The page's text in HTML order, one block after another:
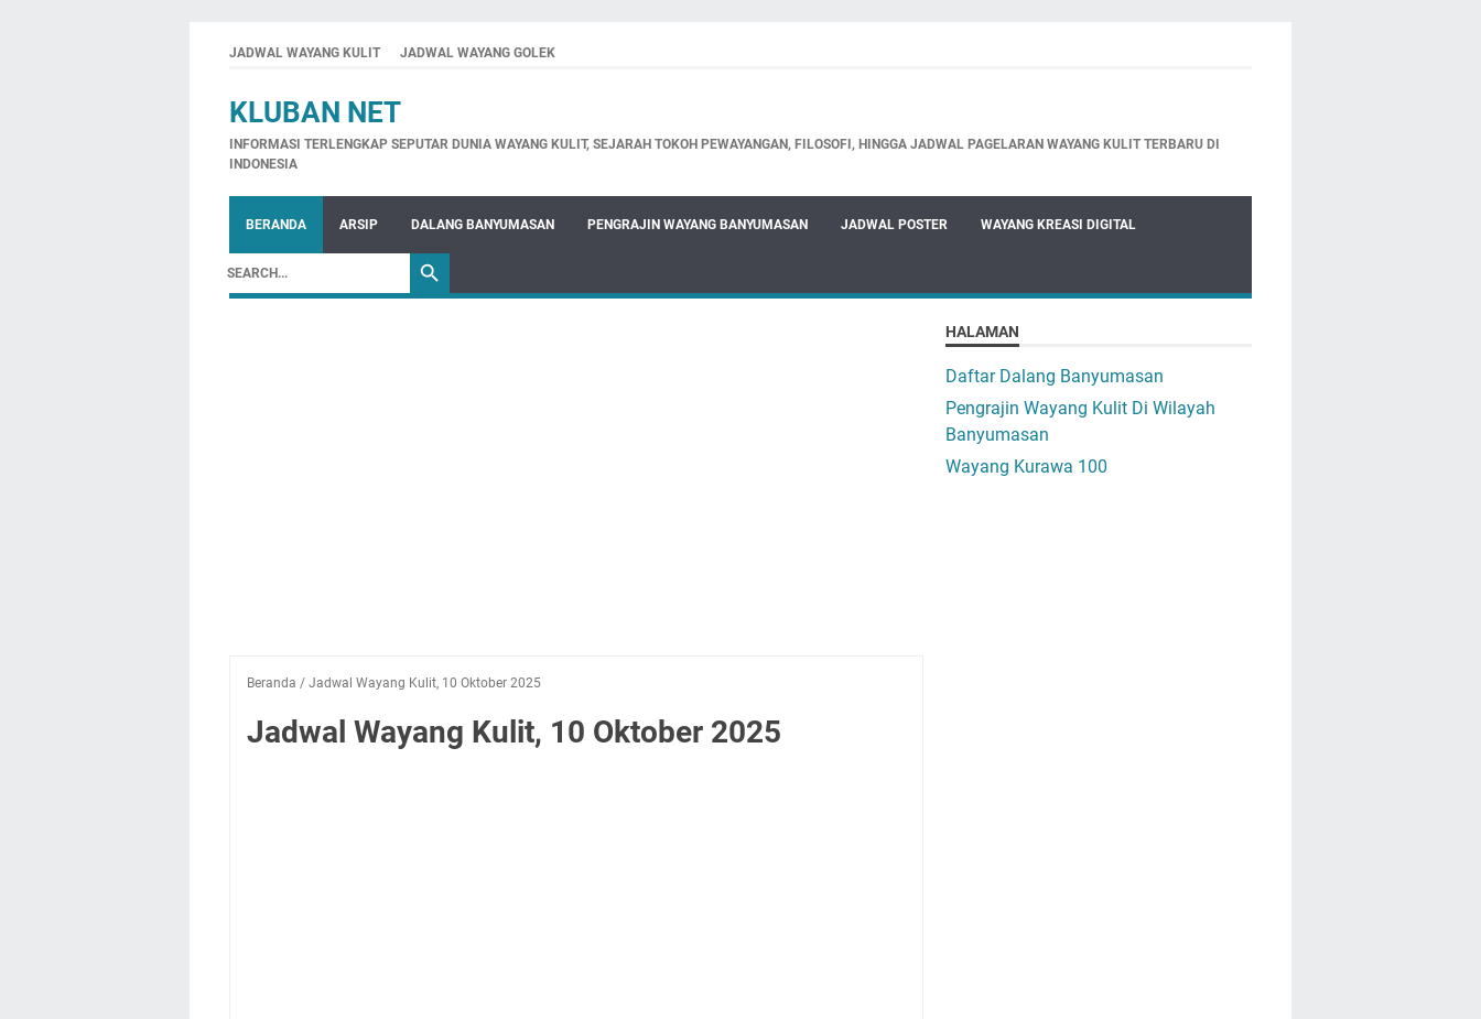
JADWAL WAYANG KULIT JADWAL WAYANG GOLEK
KLUBAN NET
INFORMASI TERLENGKAP SEPUTAR DUNIA WAYANG KULIT, SEJARAH TOKOH PEWAYANGAN, FILOSOFI, HINGGA JADWAL PAGELARAN WAYANG KULIT TERBARU DI
INDONESIA
BERANDA ARSIP DALANG BANYUMASAN PENGRAJIN WAYANG BANYUMASAN JADWAL POSTER WAYANG KREASI DIGITAL
Beranda / Jadwal Wayang Kulit, 10 Oktober 2025
Jadwal Wayang Kulit, 10 Oktober 2025
HALAMAN
Daftar Dalang Banyumasan
Pengrajin Wayang Kulit Di Wilayah
Banyumasan
Wayang Kurawa 100